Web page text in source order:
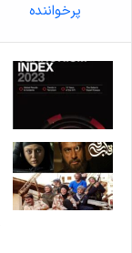
پرخواننده